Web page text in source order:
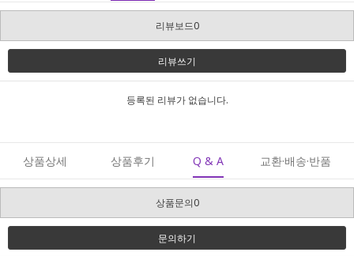
리뷰보드0
리뷰쓰기
등록된 리뷰가 없습니다.
상품상세 상품후기 Q & A 교환·배송·반품
상품문의0
문의하기